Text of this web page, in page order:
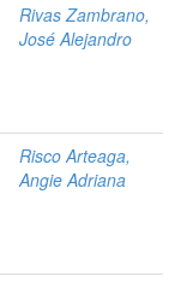
Rivas Zambrano,
José Alejandro
Risco Arteaga,
Angie Adriana